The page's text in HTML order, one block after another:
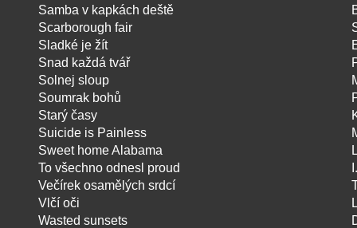
Samba v kapkách deště
Scarborough fair
Sladké je žít
Snad každá tvář
Solnej sloup
Soumrak bohů
Starý časy
Suicide is Painless
Sweet home Alabama
To všechno odnesl proud
Večírek osamělých srdcí
Vlčí oči
Wasted sunsets